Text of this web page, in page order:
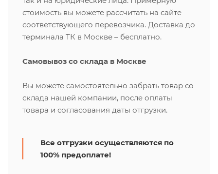
стоимость вы можете рассчитать на сайте
соответствующего перевозчика. Доставка до
терминала ТК в Москве – бесплатно.
Самовывоз со склада в Москве
Вы можете самостоятельно забрать товар со
склада нашей компании, после оплаты
товара и согласования даты отгрузки.
Все отгрузки осуществляются по
100% предоплате!